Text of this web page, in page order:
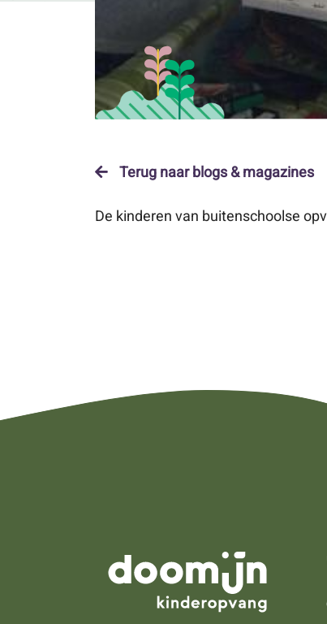
Terug naar blogs & magazines
De kinderen van buitenschoolse